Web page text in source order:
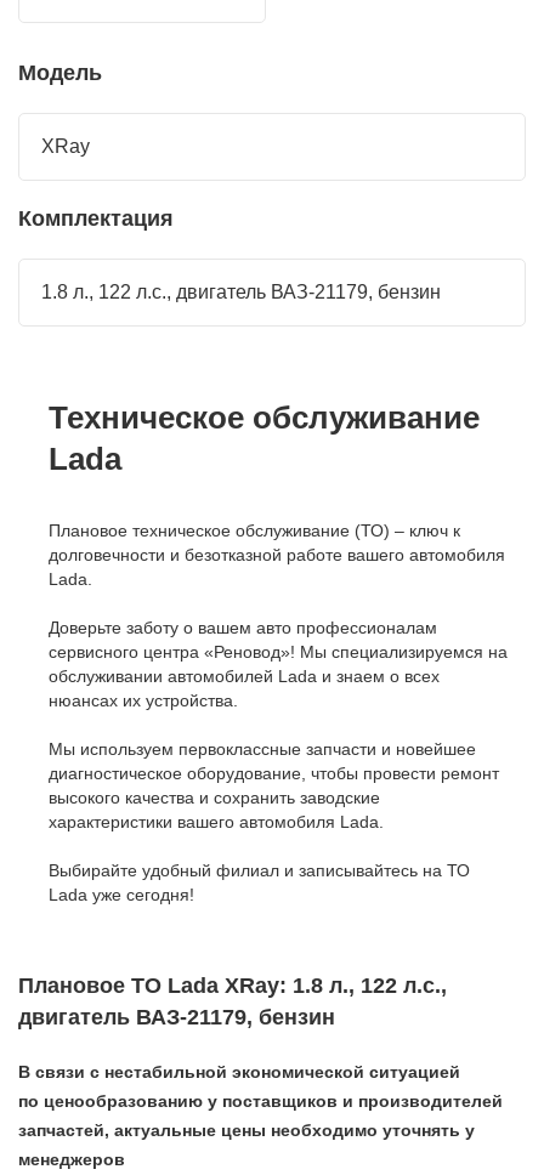
Модель
XRay
Комплектация
1.8 л., 122 л.с., двигатель ВАЗ-21179, бензин
Техническое обслуживание
Lada
Плановое техническое обслуживание (ТО) – ключ к
долговечности и безотказной работе вашего автомобиля
Lada.
Доверьте заботу о вашем авто профессионалам
сервисного центра «Реновод»! Мы специализируемся на
обслуживании автомобилей Lada и знаем о всех
нюансах их устройства.
Мы используем первоклассные запчасти и новейшее
диагностическое оборудование, чтобы провести ремонт
высокого качества и сохранить заводские
характеристики вашего автомобиля Lada.
Выбирайте удобный филиал и записывайтесь на ТО
Lada уже сегодня!
Плановое ТО Lada XRay: 1.8 л., 122 л.с.,
двигатель ВАЗ-21179, бензин
В связи с нестабильной экономической ситуацией
по ценообразованию у поставщиков и производителей
запчастей, актуальные цены необходимо уточнять у
менеджеров